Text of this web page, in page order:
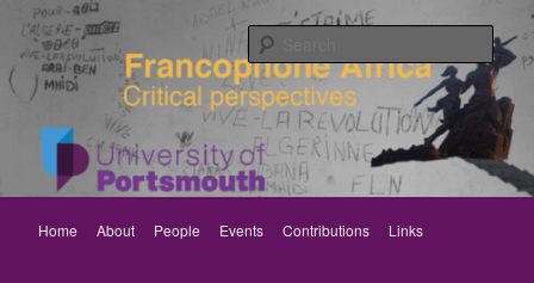
primary
content
secondary
content Rethinking Francophone Africa
Critical perspectives
Home About People Events Contributions Links